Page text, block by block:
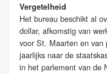
Vergetelheid
Het bureau beschikt al
dollar, afkomstig van
voor St. Maarten en van
jaarlijks naar de
in het parlement van de